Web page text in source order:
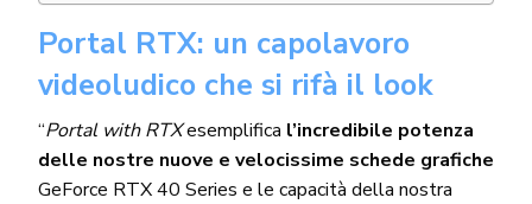
Portal RTX: un capolavoro
videoludico che si rifà il look
“Portal with RTXesemplifica l’incredibile potenza
delle nostre nuove e velocissime schede grafiche
GeForce RTX 40 Series e le capacità della nostra